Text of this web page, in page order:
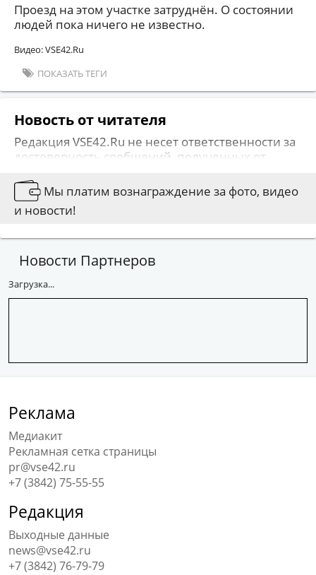
Проезд на этом участке затруднён. О состоянии
людей пока ничего не известно.
Видео: VSE42.Ru
ПОКАЗАТЬ ТЕГИ
Новость от читателя
Редакция VSE42.Ru не несет ответственности за
достоверность сообщений, полученных от
может не совпадать с позицией авторов
сообщений. На сайте не публикуется
информация, носящая оскорбительный
которые могут привести к нарушению
действующего законодательства.
Вы можете сообщить новости:
Мы платим вознаграждение за фото, видео
и новости!
Новости Партнеров
Загрузка...
Реклама
Медиакит
Рекламная сетка страницы
pr@vse42.ru
+7 (3842) 75-55-55
Редакция
Выходные данные
news@vse42.ru
+7 (3842) 76-79-79